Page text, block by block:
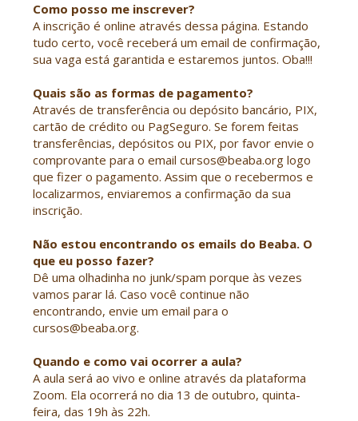
Como posso me inscrever?
A inscrição é online através dessa página. Estando
tudo certo, você receberá um email de confirmação,
sua vaga está garantida e estaremos juntos. Oba!!!
Quais são as formas de pagamento?
Através de transferência ou depósito bancário, PIX,
cartão de crédito ou PagSeguro. Se forem feitas
transferências, depósitos ou PIX, por favor envie o
comprovante para o email cursos@beaba.org logo
que fizer o pagamento. Assim que o recebermos e
localizarmos, enviaremos a confirmação da sua
inscrição.
Não estou encontrando os emails do Beaba. O
que eu posso fazer?
Dê uma olhadinha no junk/spam porque às vezes
vamos parar lá. Caso você continue não
encontrando, envie um email para o
cursos@beaba.org.
Quando e como vai ocorrer a aula?
A aula será ao vivo e online através da plataforma
Zoom. Ela ocorrerá no dia 13 de outubro, quinta-
feira, das 19h às 22h.